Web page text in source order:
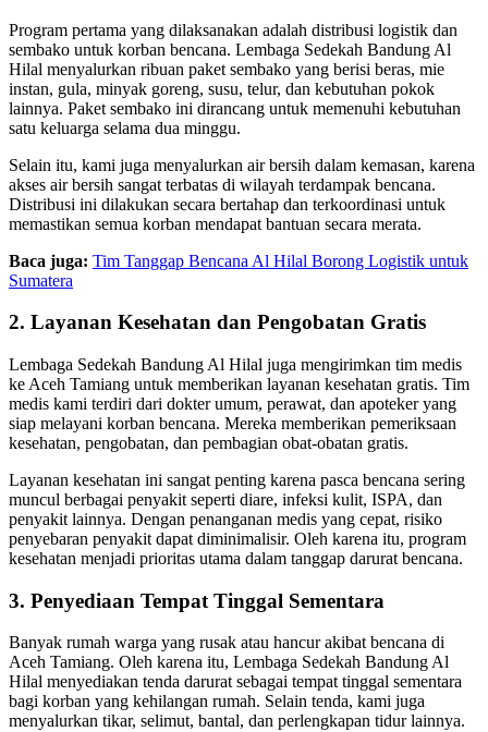
Program pertama yang dilaksanakan adalah distribusi logistik dan
sembako untuk korban bencana. Lembaga Sedekah Bandung Al
Hilal menyalurkan ribuan paket sembako yang berisi beras, mie
instan, gula, minyak goreng, susu, telur, dan kebutuhan pokok
lainnya. Paket sembako ini dirancang untuk memenuhi kebutuhan
satu keluarga selama dua minggu.
Selain itu, kami juga menyalurkan air bersih dalam kemasan, karena
akses air bersih sangat terbatas di wilayah terdampak bencana.
Distribusi ini dilakukan secara bertahap dan terkoordinasi untuk
memastikan semua korban mendapat bantuan secara merata.
Baca juga: Tim Tanggap Bencana Al Hilal Borong Logistik untuk
Sumatera
2. Layanan Kesehatan dan Pengobatan Gratis
Lembaga Sedekah Bandung Al Hilal juga mengirimkan tim medis
ke Aceh Tamiang untuk memberikan layanan kesehatan gratis. Tim
medis kami terdiri dari dokter umum, perawat, dan apoteker yang
siap melayani korban bencana. Mereka memberikan pemeriksaan
kesehatan, pengobatan, dan pembagian obat-obatan gratis.
Layanan kesehatan ini sangat penting karena pasca bencana sering
muncul berbagai penyakit seperti diare, infeksi kulit, ISPA, dan
penyakit lainnya. Dengan penanganan medis yang cepat, risiko
penyebaran penyakit dapat diminimalisir. Oleh karena itu, program
kesehatan menjadi prioritas utama dalam tanggap darurat bencana.
3. Penyediaan Tempat Tinggal Sementara
Banyak rumah warga yang rusak atau hancur akibat bencana di
Aceh Tamiang. Oleh karena itu, Lembaga Sedekah Bandung Al
Hilal menyediakan tenda darurat sebagai tempat tinggal sementara
bagi korban yang kehilangan rumah. Selain tenda, kami juga
menyalurkan tikar, selimut, bantal, dan perlengkapan tidur lainnya.